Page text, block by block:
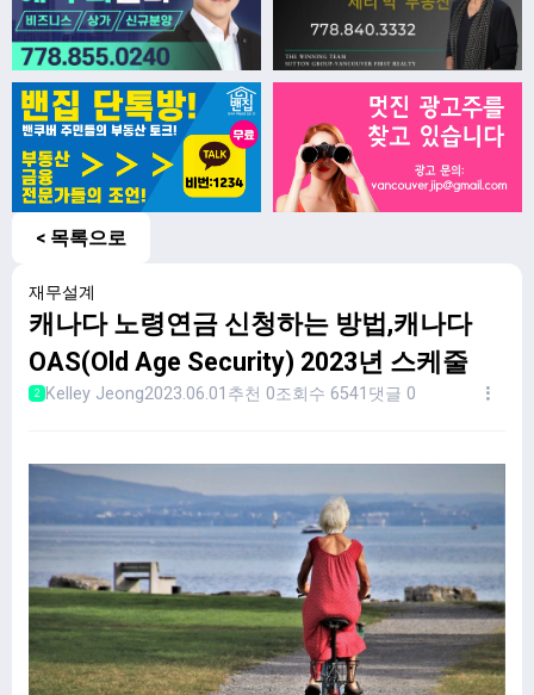
< 목록으로
재무설계
캐나다 노령연금 신청하는 방법,캐나다
OAS(Old Age Security) 2023년 스케줄
2 Kelley Jeong2023.06.01 추천 0조회수 6541 댓글 0